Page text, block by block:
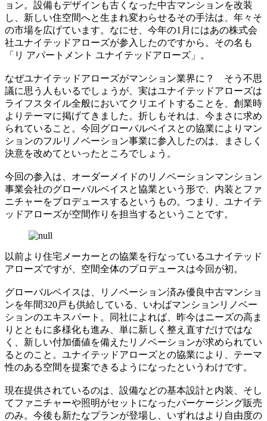
ョン。設備もデザインも古くなった中古マンションを改装
し、新しい住空間へと生まれ変わらせるその手法は、年々そ
の市場を広げています。なにせ、今年の1月にはあの株式会
社ユナイテッドアローズが参入したのですから。その名も
「リ アパートメント ユナイテッドアローズ」。
なぜユナイテッドアローズがマンション業界に？ そう不思
議に思う人もいるでしょうが、実はユナイテッドアローズは
ライフスタイル全般においてクリエイトすることを、創業時
よりテーマに掲げてきました。折しもそれは、今まさに求め
られていること。今回グローバルベイスとの協業によりマン
ションのフルリノベーション事業に参入したのは、まさしく
決意を改めてといったところでしょう。
今回の参入は、オーダーメイドのリノベーションマンション
事業会社のグローバルベイスと協業という形で、内装とファ
ニチャーをプロデュースするというもの。つまり、ユナイテ
ッドアローズが空間作りを担当するということです。
以前より住宅メーカーとの協業を行なっているユナイテッド
アローズですが、空間全体のプロデュースは今回が初。
グローバルベイスは、リノベーション済み優良中古マンショ
ンを年間320戸も供給している、いわばマンションリノベー
ションのエキスパート。同社によれば、昨今はニーズの高ま
りとともに多様化も進み、単に新しく整え直すだけではな
く、新しい付加価値を備えたリノベーションが求められてい
るとのこと。ユナイテッドアローズとの協業により、テーマ
性のある空間を提案できるようになったというわけです。
現在提供されているのは、設備などの基本設計と内装、そし
てファニチャーや照明がセットになったパーケージング販売
のみ。今後も新たなプランが登場し、いずれはより自由度の